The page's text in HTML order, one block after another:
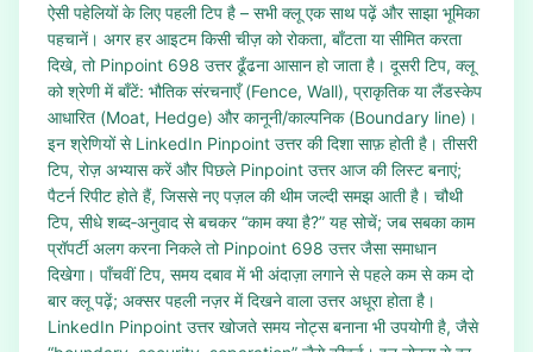
ऐसी पहेलियों के लिए पहली टिप है – सभी क्लू एक साथ पढ़ें और साझा भूमिका
पहचानें। अगर हर आइटम किसी चीज़ को रोकता, बाँटता या सीमित करता
दिखे, तो Pinpoint 698 उत्तर ढूँढना आसान हो जाता है। दूसरी टिप, क्लू
को श्रेणी में बाँटें: भौतिक संरचनाएँ (Fence, Wall), प्राकृतिक या लैंडस्केप
आधारित (Moat, Hedge) और कानूनी/काल्पनिक (Boundary line)।
इन श्रेणियों से LinkedIn Pinpoint उत्तर की दिशा साफ़ होती है। तीसरी
टिप, रोज़ अभ्यास करें और पिछले Pinpoint उत्तर आज की लिस्ट बनाएं;
पैटर्न रिपीट होते हैं, जिससे नए पज़ल की थीम जल्दी समझ आती है। चौथी
टिप, सीधे शब्द‑अनुवाद से बचकर “काम क्या है?” यह सोचें; जब सबका काम
प्रॉपर्टी अलग करना निकले तो Pinpoint 698 उत्तर जैसा समाधान
दिखेगा। पाँचवीं टिप, समय दबाव में भी अंदाज़ा लगाने से पहले कम से कम दो
बार क्लू पढ़ें; अक्सर पहली नज़र में दिखने वाला उत्तर अधूरा होता है।
LinkedIn Pinpoint उत्तर खोजते समय नोट्स बनाना भी उपयोगी है, जैसे